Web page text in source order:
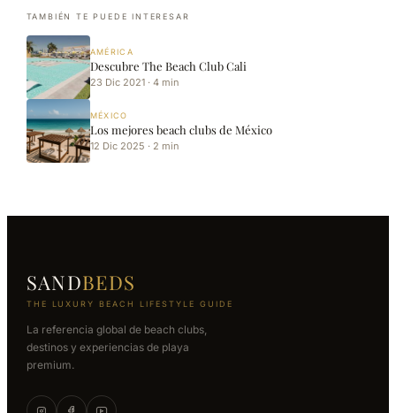
TAMBIÉN TE PUEDE INTERESAR
AMÉRICA
Descubre The Beach Club Cali
23 Dic 2021 · 4 min
MÉXICO
Los mejores beach clubs de México
12 Dic 2025 · 2 min
SANDBEDS
THE LUXURY BEACH LIFESTYLE GUIDE
La referencia global de beach clubs,
destinos y experiencias de playa
premium.